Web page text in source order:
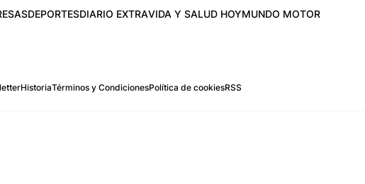
DEPORTESDIARIO EXTRAVIDA Y SALUD HOYMUNDO MOTOR
HistoriaTérminos y CondicionesPolítica de cookiesRSS